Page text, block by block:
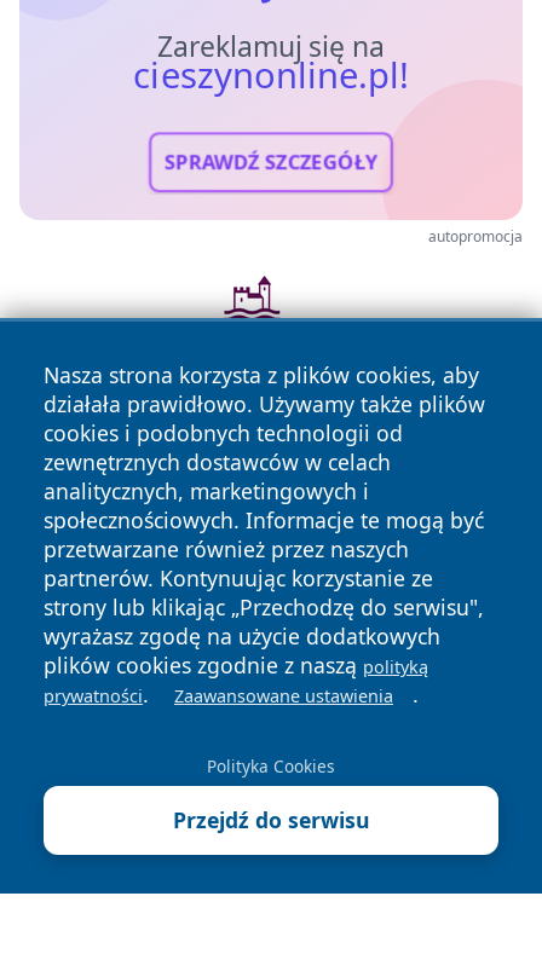
Zareklamuj się na
cieszynonline.pl!
SPRAWDŹ SZCZEGÓŁY
autopromocja
Nasza strona korzysta z plików cookies, aby
działała prawidłowo. Używamy także plików
cookies i podobnych technologii od
zewnętrznych dostawców w celach
analitycznych, marketingowych i
społecznościowych. Informacje te mogą być
przetwarzane również przez naszych
partnerów. Kontynuując korzystanie ze
strony lub klikając „Przechodzę do serwisu",
wyrażasz zgodę na użycie dodatkowych
plików cookies zgodnie z naszą polityką
prywatności. Zaawansowane ustawienia .
Polityka Cookies
Przejdź do serwisu
Copyright © 2026 cieszynonline.pl Wszystkie prawa
zastrzeżone.
News Autorzy
Polityka
Prywatności
Polityka
Cookies